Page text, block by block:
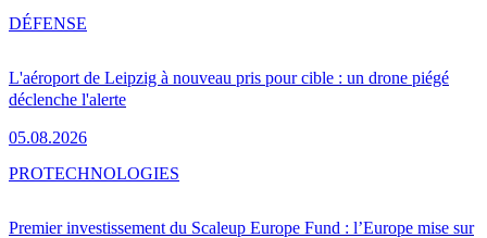
L'aéroport de Leipzig à nouveau pris pour cible : un drone piégé
déclenche l'alerte
05.08.2026
DÉFENSE
Premier investissement du Scaleup Europe Fund : l’Europe mise sur
PROTECHNOLOGIES